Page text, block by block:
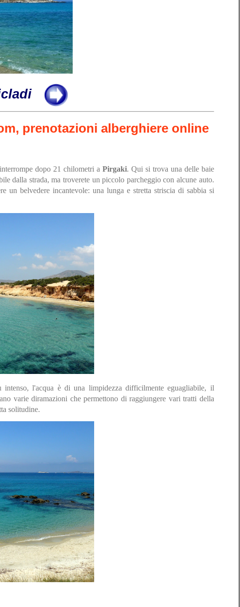
dopo 21 chilometri aPirgaki. Qui si trova una delle baie
dalla strada, ma troverete un piccolo parcheggio con alcune auto.
un belvedere incantevole: una lunga e stretta striscia di sabbia si
l'acqua è di una limpidezza difficilmente eguagliabile, il
varie diramazioni che permettono di raggiungere vari tratti della
solitudine.